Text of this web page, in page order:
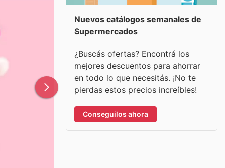
Nuevos catálogos semanales de
Supermercados
¿Buscás ofertas? Encontrá los
mejores descuentos para ahorrar
en todo lo que necesitás. ¡No te
pierdas estos precios increíbles!
Conseguilos ahora